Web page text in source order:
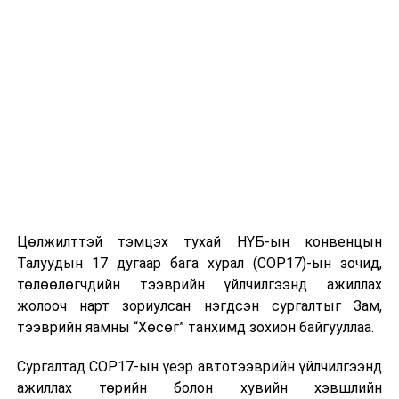
Цөлжилттэй тэмцэх тухай НҮБ-ын конвенцын
Талуудын 17 дугаар бага хурал (COP17)-ын зочид,
төлөөлөгчдийн тээврийн үйлчилгээнд ажиллах
жолооч нарт зориулсан нэгдсэн сургалтыг Зам,
тээврийн яамны “Хөсөг” танхимд зохион байгууллаа.
Сургалтад COP17-ын үеэр автотээврийн үйлчилгээнд
ажиллах төрийн болон хувийн хэвшлийн